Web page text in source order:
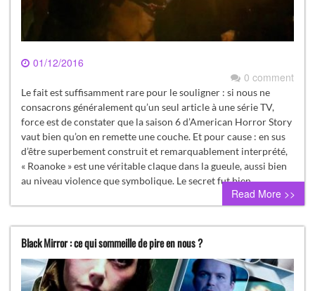
01/12/2016
0 comment
Le fait est suffisamment rare pour le souligner : si nous ne
consacrons généralement qu’un seul article à une série TV,
force est de constater que la saison 6 d’American Horror Story
vaut bien qu’on en remette une couche. Et pour cause : en sus
d’être superbement construit et remarquablement interprété,
« Roanoke » est une véritable claque dans la gueule, aussi bien
au niveau violence que symbolique. Le secret fut bien…
Read More >>
Black Mirror : ce qui sommeille de pire en nous ?